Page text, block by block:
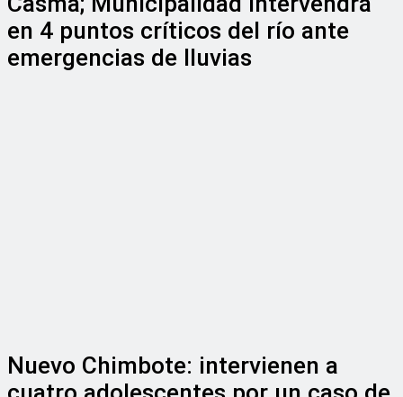
en 4 puntos críticos del río ante
emergencias de lluvias
Nuevo Chimbote: intervienen a